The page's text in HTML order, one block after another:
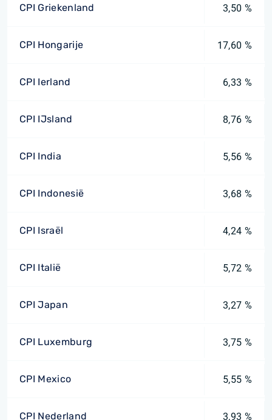
CPI Griekenland 3,50 %
CPI Hongarije 17,60 %
CPI Ierland 6,33 %
CPI IJsland 8,76 %
CPI India 5,56 %
CPI Indonesië 3,68 %
CPI Israël 4,24 %
CPI Italië 5,72 %
CPI Japan 3,27 %
CPI Luxemburg 3,75 %
CPI Mexico 5,55 %
CPI Nederland 3,93 %